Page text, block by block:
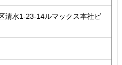
清水1-23-14ルマックス本社ビ